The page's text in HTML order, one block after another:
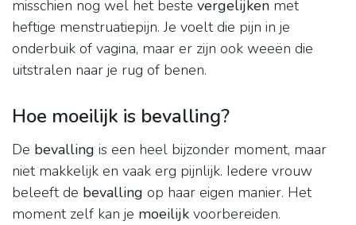
misschien nog wel het beste vergelijken met
heftige menstruatiepijn. Je voelt die pijn in je
onderbuik of vagina, maar er zijn ook weeën die
uitstralen naar je rug of benen.
Hoe moeilijk is bevalling?
De bevalling is een heel bijzonder moment, maar
niet makkelijk en vaak erg pijnlijk. Iedere vrouw
beleeft de bevalling op haar eigen manier. Het
moment zelf kan je moeilijk voorbereiden.